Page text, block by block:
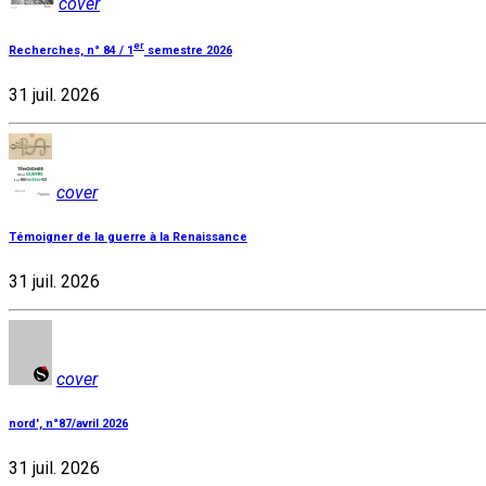
Recherches, n° 84 / 1 er semestre 2026
31 juil. 2026
cover
Témoigner de la guerre à la Renaissance
31 juil. 2026
cover
nord', n°87/avril 2026
31 juil. 2026